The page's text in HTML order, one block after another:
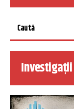
Investigații